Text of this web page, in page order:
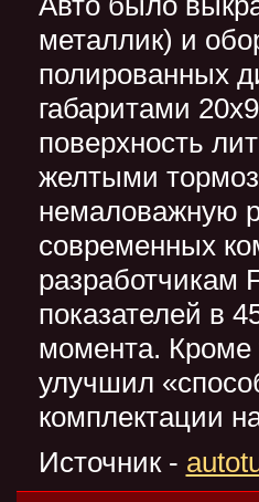
металлик) и
полированных
габаритами
поверхность
желтыми
немаловажную
современных
разработчикам
показателей в
момента. Кроме
улучшил
комплектации
Источник -